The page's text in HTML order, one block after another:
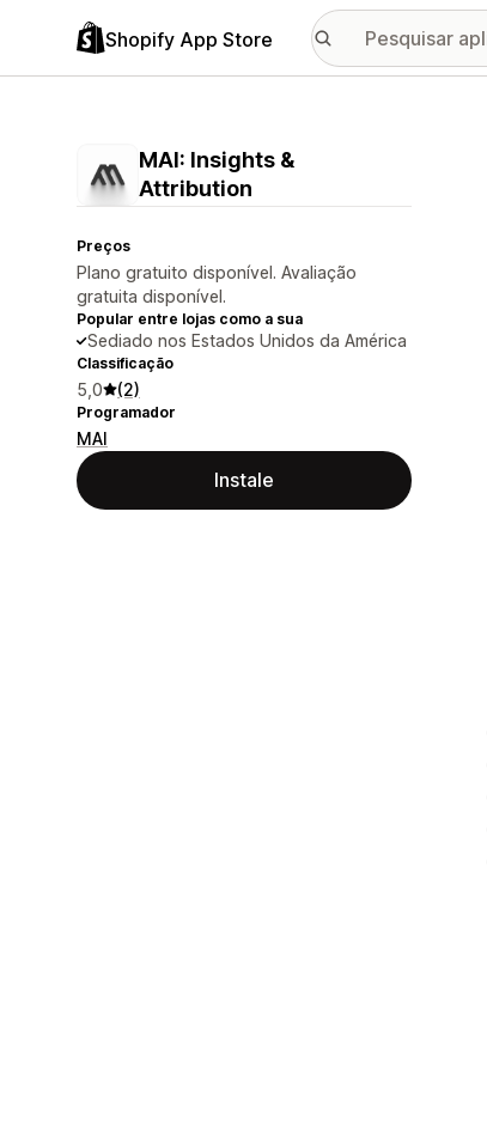
Shopify App Store
MAI: Insights &
Attribution
Preços
Plano gratuito disponível. Avaliação
gratuita disponível.
Popular entre lojas como a sua
Sediado nos Estados Unidos da América
Classificação
5,0 (2)
Programador
MAI
Instale